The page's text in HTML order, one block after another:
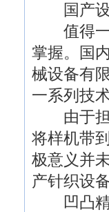
国产设
值得一
掌握。国
械设备有
一系列技
由于担
将样机带
极意义并
产针织设
凹凸精